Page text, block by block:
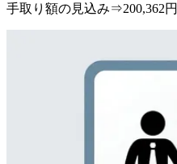
手取り額の見込み⇒200,362円